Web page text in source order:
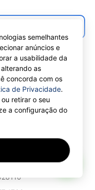
semelhantes
anúncios e
a usabilidade da
as
concorda com os
de Privacidade.
retirar o seu
a configuração do
AI